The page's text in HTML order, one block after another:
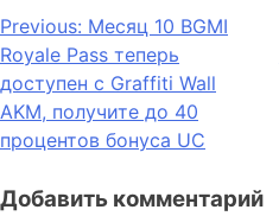
Навигация
по
записям
Previous: Месяц 10 BGMI
Royale Pass теперь
доступен с Graffiti Wall
AKM, получите до 40
процентов бонуса UC
Добавить комментарий